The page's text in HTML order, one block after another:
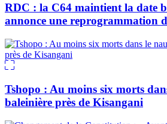
RDC : la C64 maintient la date
annonce une reprogrammation
Tshopo : Au moins six morts
baleinière près de Kisangani